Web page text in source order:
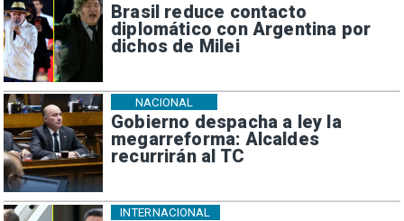
Brasil reduce contacto
diplomático con Argentina por
dichos de Milei
Gobierno despacha a ley la
megarreforma: Alcaldes
recurrirán al TC
NACIONAL
INTERNACIONAL